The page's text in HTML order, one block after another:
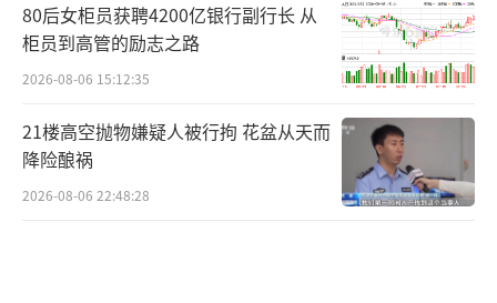
80后女柜员获聘4200亿银行副行长 从
柜员到高管的励志之路
2026-08-06 15:12:35
21楼高空抛物嫌疑人被行拘 花盆从天而
降险酿祸
2026-08-06 22:48:28